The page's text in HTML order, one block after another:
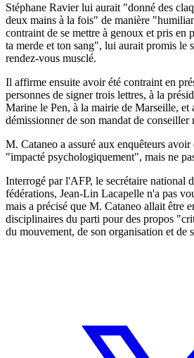
Stéphane Ravier lui aurait "donné des
deux mains à la fois" de manière
contraint de se mettre à genoux et pris en
ta merde et ton sang", lui aurait promis le
rendez-vous musclé.
Il affirme ensuite avoir été contraint en
personnes de signer trois lettres, à la
Marine le Pen, à la mairie de Marseille, et
démissionner de son mandat de conseiller
M. Cataneo a assuré aux enquêteurs
"impacté psychologiquement", mais ne
Interrogé par l'AFP, le secrétaire national
fédérations, Jean-Lin Lacapelle n'a pas
mais a précisé que M. Cataneo allait être
disciplinaires du parti pour des propos
du mouvement, de son organisation et de